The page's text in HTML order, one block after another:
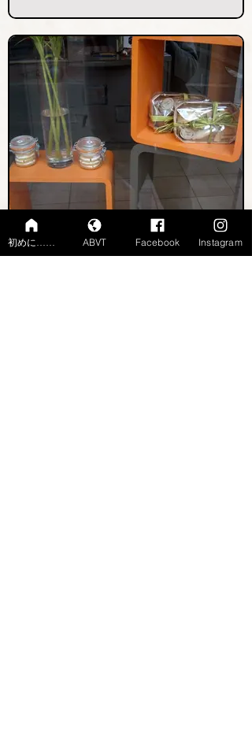
初めに…… ABVT Facebook Instagram